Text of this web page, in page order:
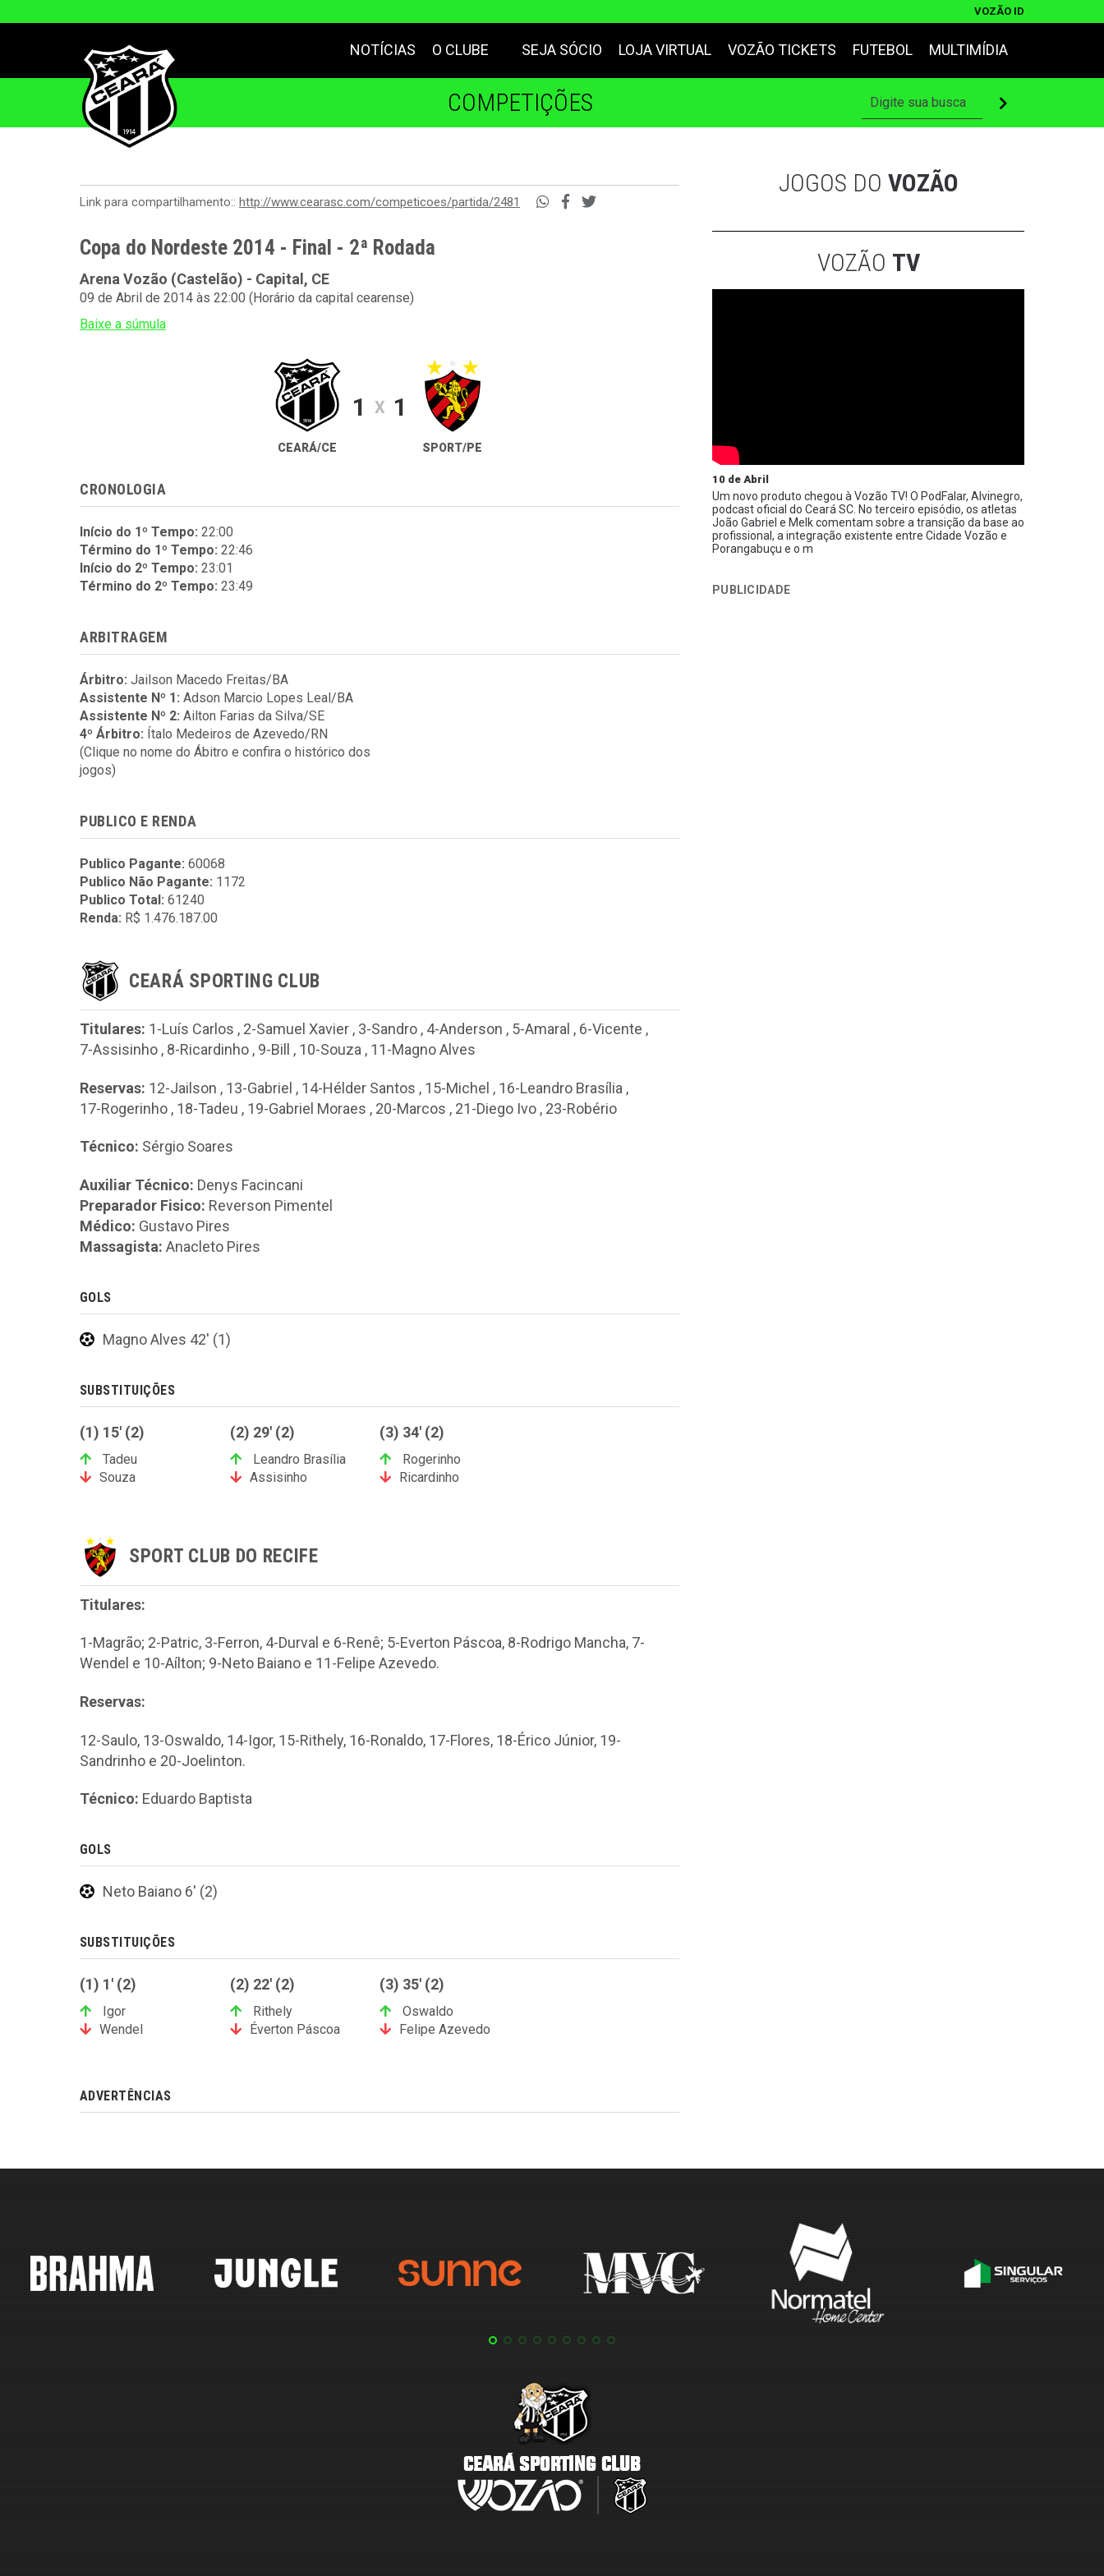
VOZÃO ID
NOTÍCIAS O CLUBE SEJA SÓCIO LOJA VIRTUAL VOZÃO TICKETS FUTEBOL MULTIMÍDIA
COMPETIÇÕES
Link para compartilhamento:: http://www.cearasc.com/competicoes/partida/2481
Copa do Nordeste 2014 - Final - 2ª Rodada
Arena Vozão (Castelão) - Capital, CE
09 de Abril de 2014 às 22:00 (Horário da capital cearense)
Baixe a súmula
CEARÁ/CE
1 X 1
SPORT/PE
CRONOLOGIA
Início do 1º Tempo: 22:00
Término do 1º Tempo: 22:46
Início do 2º Tempo: 23:01
Término do 2º Tempo: 23:49
ARBITRAGEM
Árbitro: Jailson Macedo Freitas/BA
Assistente Nº 1: Adson Marcio Lopes Leal/BA
Assistente Nº 2: Ailton Farias da Silva/SE
4º Árbitro: Ítalo Medeiros de Azevedo/RN
(Clique no nome do Ábitro e confira o histórico dos
jogos)
PUBLICO E RENDA
Publico Pagante: 60068
Publico Não Pagante: 1172
Publico Total: 61240
Renda: R$ 1.476.187.00
CEARÁ SPORTING CLUB
Titulares: 1-Luís Carlos , 2-Samuel Xavier , 3-Sandro , 4-Anderson , 5-Amaral , 6-Vicente ,
7-Assisinho , 8-Ricardinho , 9-Bill , 10-Souza , 11-Magno Alves
Reservas: 12-Jailson , 13-Gabriel , 14-Hélder Santos , 15-Michel , 16-Leandro Brasília ,
17-Rogerinho , 18-Tadeu , 19-Gabriel Moraes , 20-Marcos , 21-Diego Ivo , 23-Robério
Técnico: Sérgio Soares
Auxiliar Técnico: Denys Facincani
Preparador Fisico: Reverson Pimentel
Médico: Gustavo Pires
Massagista: Anacleto Pires
GOLS
Magno Alves 42' (1)
SUBSTITUIÇÕES
(1) 15' (2)
Tadeu
Souza
(2) 29' (2)
Leandro Brasília
Assisinho
(3) 34' (2)
Rogerinho
Ricardinho
SPORT CLUB DO RECIFE
Titulares:
1-Magrão; 2-Patric, 3-Ferron, 4-Durval e 6-Renê; 5-Everton Páscoa, 8-Rodrigo Mancha, 7-
Wendel e 10-Aílton; 9-Neto Baiano e 11-Felipe Azevedo.
Reservas:
12-Saulo, 13-Oswaldo, 14-Igor, 15-Rithely, 16-Ronaldo, 17-Flores, 18-Érico Júnior, 19-
Sandrinho e 20-Joelinton.
Técnico: Eduardo Baptista
GOLS
Neto Baiano 6' (2)
SUBSTITUIÇÕES
(1) 1' (2)
Igor
Wendel
(2) 22' (2)
Rithely
Éverton Páscoa
(3) 35' (2)
Oswaldo
Felipe Azevedo
ADVERTÊNCIAS
JOGOS DO VOZÃO
VOZÃO TV
10 de Abril
Um novo produto chegou à Vozão TV! O PodFalar, Alvinegro,
podcast oficial do Ceará SC. No terceiro episódio, os atletas
João Gabriel e Melk comentam sobre a transição da base ao
profissional, a integração existente entre Cidade Vozão e
Porangabuçu e o m
PUBLICIDADE
CEARÁ SPORTING CLUB